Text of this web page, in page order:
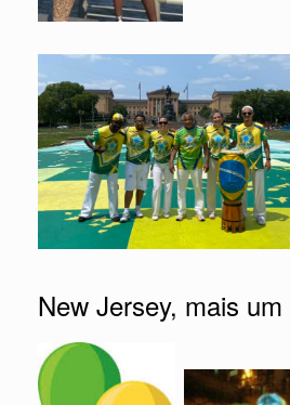
New Jersey, mais um